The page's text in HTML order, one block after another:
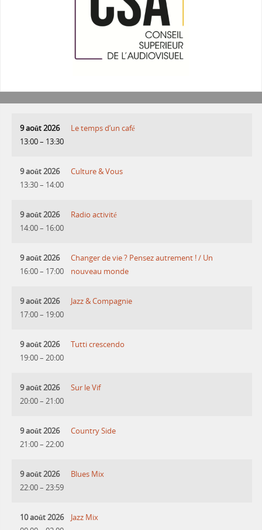
9 août 2026
13:00– 13:30
Le temps d’un café
9 août 2026
13:30– 14:00
Culture & Vous
9 août 2026
14:00– 16:00
Radio activité
9 août 2026
16:00– 17:00
Changer de vie ? Pensez autrement ! / Un
nouveau monde
9 août 2026
17:00– 19:00
Jazz & Compagnie
9 août 2026
19:00– 20:00
Tutti crescendo
9 août 2026
20:00– 21:00
Sur le Vif
9 août 2026
21:00– 22:00
Country Side
9 août 2026
22:00– 23:59
Blues Mix
10 août 2026
Jazz Mix